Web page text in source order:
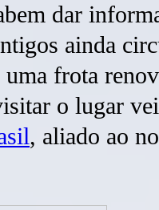
dar
ainda
frota
o lugar
, aliado ao